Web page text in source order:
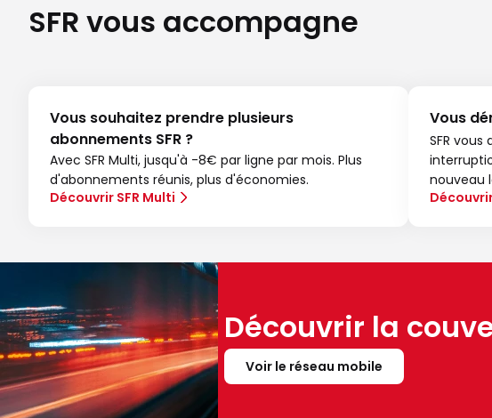
SFR vous accompagne
Vous souhaitez prendre plusieurs
abonnements SFR ?
Avec SFR Multi, jusqu'à -8€ par ligne par mois. Plus
d'abonnements réunis, plus d'économies.
Découvrir SFR Multi
Vous
SFR
nouveau
Découvrir la
Voir le réseau mobile